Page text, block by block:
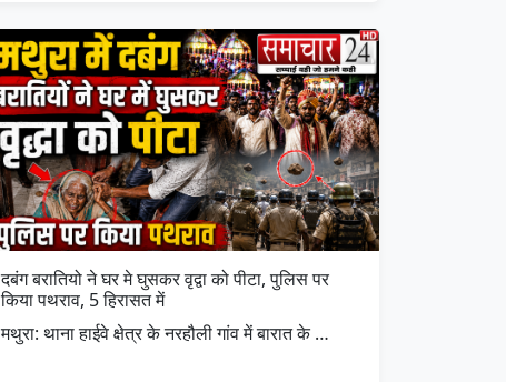
दबंग बरातियो ने घर मे घुसकर वृद्वा को पीटा, पुलिस पर
किया पथराव, 5 हिरासत में
मथुरा: थाना हाईवे क्षेत्र के नरहौली गांव में बारात के …